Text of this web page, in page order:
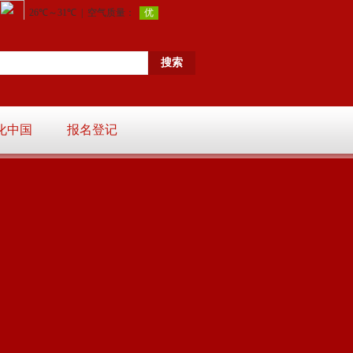
中国 报名登记